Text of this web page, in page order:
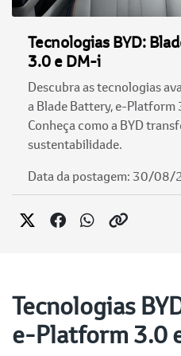
Tecnologias BYD:
3.0 e DM-i
Descubra as tecnologias
a Blade Battery, e-
Conheça como a BYD
sustentabilidade.
Data da postagem: 30/08/
Tecnologias
e-Platform 3.0